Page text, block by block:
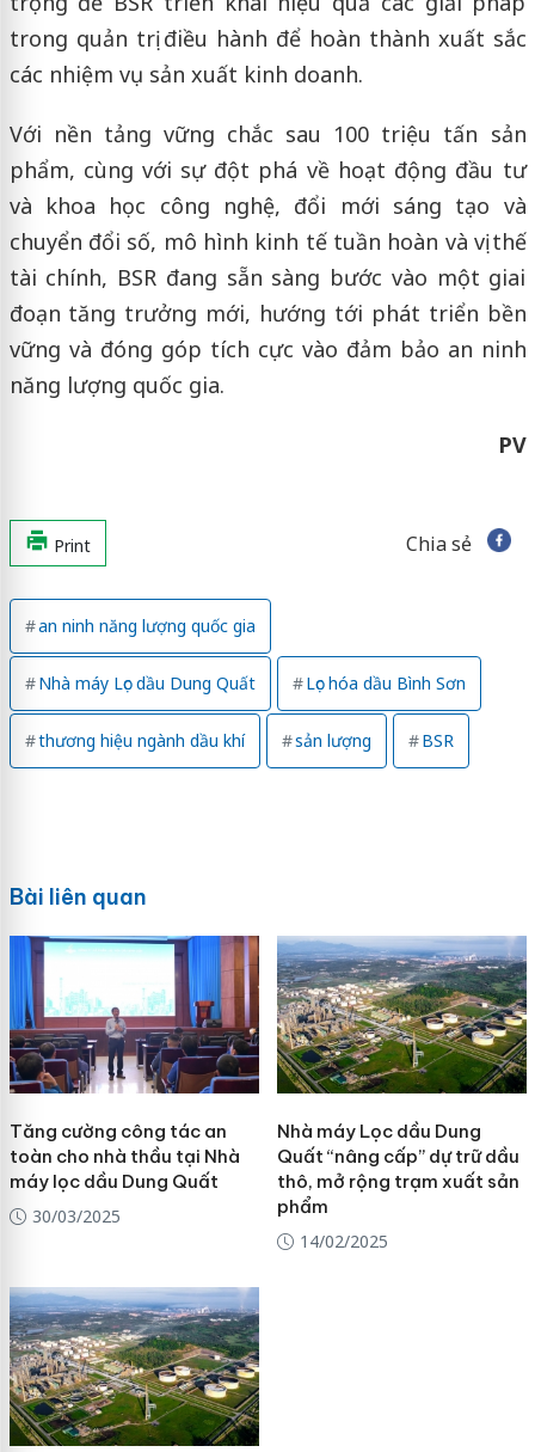
trong quản trị điều hành để hoàn thành xuất sắc
các nhiệm vụ sản xuất kinh doanh.
Với nền tảng vững chắc sau 100 triệu tấn sản
phẩm, cùng với sự đột phá về hoạt động đầu tư
và khoa học công nghệ, đổi mới sáng tạo và
chuyển đổi số, mô hình kinh tế tuần hoàn và vị thế
tài chính, BSR đang sẵn sàng bước vào một giai
đoạn tăng trưởng mới, hướng tới phát triển bền
vững và đóng góp tích cực vào đảm bảo an ninh
năng lượng quốc gia.
PV
Print Chia sẻ
an ninh năng lượng quốc gia
Nhà máy Lọc dầu Dung Quất Lọc hóa dầu Bình Sơn
thương hiệu ngành dầu khí sản lượng BSR
Bài liên quan
Tăng cường công tác an
toàn cho nhà thầu tại Nhà
máy lọc dầu Dung Quất
30/03/2025
Nhà máy Lọc dầu Dung
Quất “nâng cấp” dự trữ dầu
thô, mở rộng trạm xuất sản
phẩm
14/02/2025